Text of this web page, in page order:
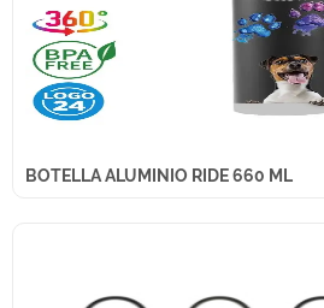
BOTELLA ALUMINIO RIDE 660 ML